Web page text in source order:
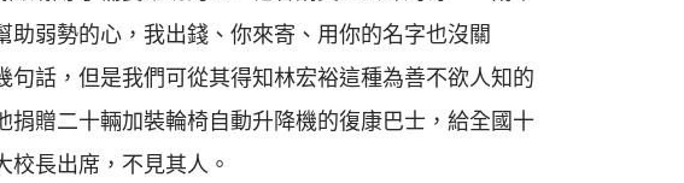
弱勢的心，我出錢、你來寄、用你的名字也沒關
話，但是我們可從其得知林宏裕這種為善不欲人知的
贈二十輛加裝輪椅自動升降機的復康巴士，給全國十
長出席，不見其人。